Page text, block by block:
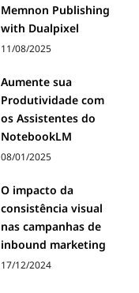
Memnon Publishing
with Dualpixel
11/08/2025
Aumente sua
Produtividade com
os Assistentes do
NotebookLM
08/01/2025
O impacto da
consistência visual
nas campanhas de
inbound marketing
17/12/2024